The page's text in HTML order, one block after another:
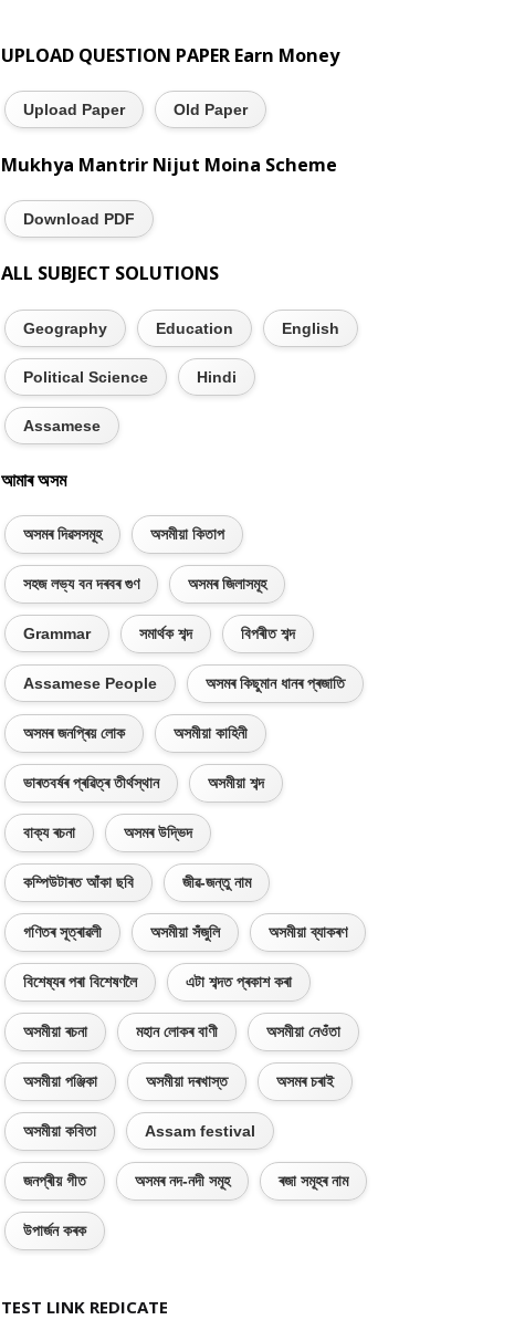
UPLOAD QUESTION PAPER Earn Money
Upload Paper Old Paper
Mukhya Mantrir Nijut Moina Scheme
Download PDF
ALL SUBJECT SOLUTIONS
Geography Education English
Political Science Hindi
Assamese
আমাৰ অসম
অসমৰ দিৱসসমূহ অসমীয়া কিতাপ
সহজ লভ্য বন দৰবৰ গুণ অসমৰ জিলাসমূহ
Grammar সমাৰ্থক শব্দ বিপৰীত শব্দ
Assamese People অসমৰ কিছুমান ধানৰ প্ৰজাতি
অসমৰ জনপ্ৰিয় লোক অসমীয়া কাহিনী
ভাৰতবৰ্ষৰ প্ৰৱিত্ৰ তীৰ্থস্থান অসমীয়া শব্দ
বাক্য ৰচনা অসমৰ উদ্ভিদ
কম্পিউটাৰত আঁকা ছবি জীৱ-জন্তু নাম
গণিতৰ সূত্ৰাৱলী অসমীয়া সঁজুলি অসমীয়া ব্যাকৰণ
বিশেষ্যৰ পৰা বিশেষণলৈ এটা শব্দত প্ৰকাশ কৰা
অসমীয়া ৰচনা মহান লোকৰ বাণী অসমীয়া নেওঁতা
অসমীয়া পঞ্জিকা অসমীয়া দৰখাস্ত অসমৰ চৰাই
অসমীয়া কবিতা Assam festival
জনপ্ৰীয় গীত অসমৰ নদ-নদী সমূহ ৰজা সমূহৰ নাম
উপাৰ্জন কৰক
TEST LINK REDICATE